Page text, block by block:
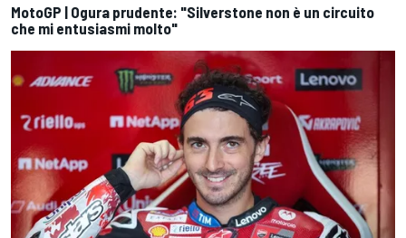
MotoGP | Ogura prudente: "Silverstone non è un circuito
che mi entusiasmi molto"